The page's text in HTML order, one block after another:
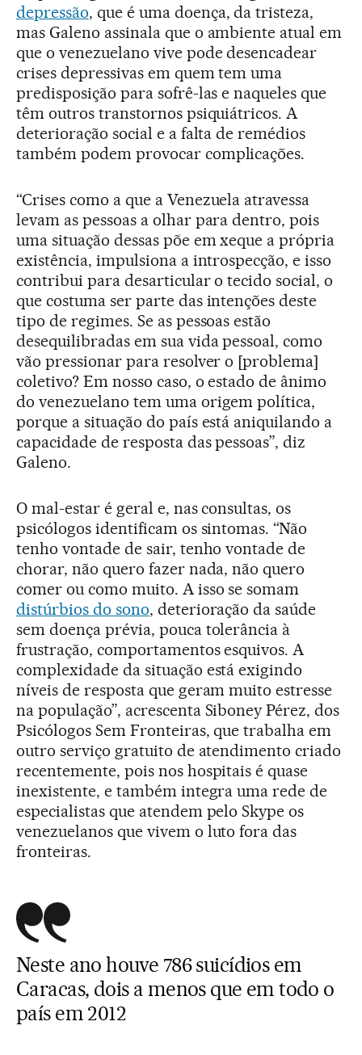
depressão, que é uma doença, da tristeza,
mas Galeno assinala que o ambiente atual em
que o venezuelano vive pode desencadear
crises depressivas em quem tem uma
predisposição para sofrê-las e naqueles que
têm outros transtornos psiquiátricos. A
deterioração social e a falta de remédios
também podem provocar complicações.
“Crises como a que a Venezuela atravessa
levam as pessoas a olhar para dentro, pois
uma situação dessas põe em xeque a própria
existência, impulsiona a introspecção, e isso
contribui para desarticular o tecido social, o
que costuma ser parte das intenções deste
tipo de regimes. Se as pessoas estão
desequilibradas em sua vida pessoal, como
vão pressionar para resolver o [problema]
coletivo? Em nosso caso, o estado de ânimo
do venezuelano tem uma origem política,
porque a situação do país está aniquilando a
capacidade de resposta das pessoas”, diz
Galeno.
O mal-estar é geral e, nas consultas, os
psicólogos identificam os sintomas. “Não
tenho vontade de sair, tenho vontade de
chorar, não quero fazer nada, não quero
comer ou como muito. A isso se somam
distúrbios do sono, deterioração da saúde
sem doença prévia, pouca tolerância à
frustração, comportamentos esquivos. A
complexidade da situação está exigindo
níveis de resposta que geram muito estresse
na população”, acrescenta Siboney Pérez, dos
Psicólogos Sem Fronteiras, que trabalha em
outro serviço gratuito de atendimento criado
recentemente, pois nos hospitais é quase
inexistente, e também integra uma rede de
especialistas que atendem pelo Skype os
venezuelanos que vivem o luto fora das
fronteiras.
Neste ano houve 786 suicídios em
Caracas, dois a menos que em todo o
país em 2012